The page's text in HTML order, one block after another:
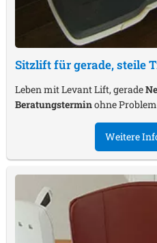
Sitzlift für gerade, steile
Leben mit Levant Lift, gerade
Beratungsterminohne
Weitere